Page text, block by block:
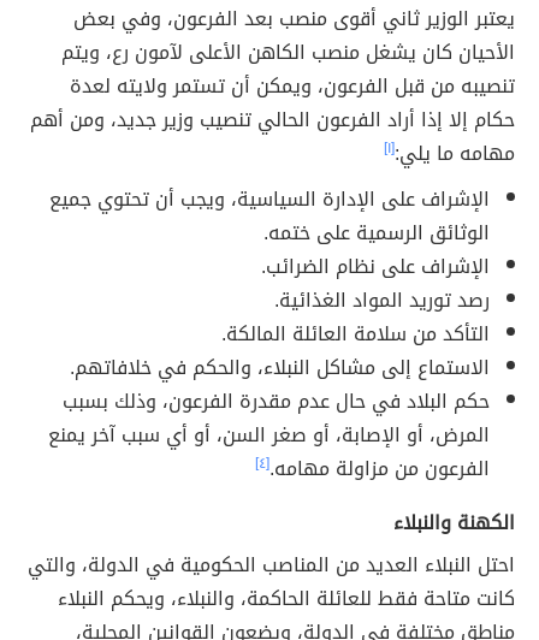
يعتبر الوزير ثاني أقوى منصب بعد الفرعون، وفي بعض
الأحيان كان يشغل منصب الكاهن الأعلى لآمون رع، ويتم
تنصيبه من قبل الفرعون، ويمكن أن تستمر ولايته لعدة
حكام إلا إذا أراد الفرعون الحالي تنصيب وزير جديد، ومن أهم
مهامه ما يلي:[١]
الإشراف على الإدارة السياسية، ويجب أن تحتوي جميع
الوثائق الرسمية على ختمه.
الإشراف على نظام الضرائب.
رصد توريد المواد الغذائية.
التأكد من سلامة العائلة المالكة.
الاستماع إلى مشاكل النبلاء، والحكم في خلافاتهم.
حكم البلاد في حال عدم مقدرة الفرعون، وذلك بسبب
المرض، أو الإصابة، أو صغر السن، أو أي سبب آخر يمنع
الفرعون من مزاولة مهامه.[٤]
الكهنة والنبلاء
احتل النبلاء العديد من المناصب الحكومية في الدولة، والتي
كانت متاحة فقط للعائلة الحاكمة، والنبلاء، ويحكم النبلاء
مناطق مختلفة في الدولة، ويضعون القوانين المحلية،